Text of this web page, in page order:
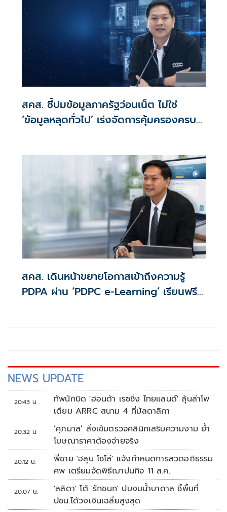
สคส. ชี้ปมข้อมูลภาครัฐว่อนเน็ต ไม่ใช่
‘ข้อมูลหลุดทั่วไป’ เร่งจัดการคุ้มครองครบ
สคส. เดินหน้าขยายโอกาสเข้าถึงความรู้
PDPA ผ่าน ‘PDPC e-Learning’ เรียนฟรี
NEWS UPDATE
20:43 น.
ทัพนักบิด 'ฮอนด้า เรซซิ่ง ไทยแลนด์' ลุ้นล่าโพ
เดียม ARRC สนาม 4 ที่มัลดาลิกา
20:32 น.
‘ศุภมาส’ สั่งเข้มตรวจคลินิกเสริมความงาม ย้ำ
โฆษณาราคาต้องจ่ายจริง
20:12 น.
พี่ชาย 'ฮลุน โซโล่' แจ้งกำหนดการสวดอภิธรรม
ศพ เตรียมจัดพิธีฌาปนกิจ 11 ส.ค.
20:07 น.
'ลลิดา' โต้ 'รักชนก' ปมงบน้ำบาดาล ชี้พื้นที่
ปชน.ได้วงเงินเฉลี่ยสูงสุด